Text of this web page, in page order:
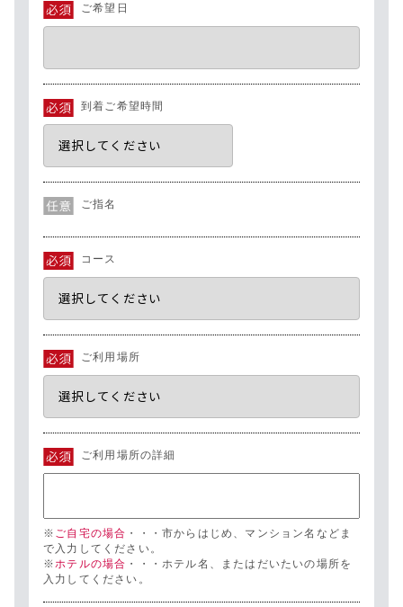
ご希望日
到着ご希望時間
ご指名
コース
ご利用場所
ご利用場所の詳細
※ ご自宅の場合 ・・・市からはじめ、マンション名などま
で入力してください。
※ ホテルの場合 ・・・ホテル名、またはだいたいの場所を
入力してください。